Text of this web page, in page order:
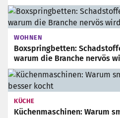
WOHNEN
Boxspringbetten:
warum die Branche nervös
KÜCHE
Küchenmaschinen: Warum